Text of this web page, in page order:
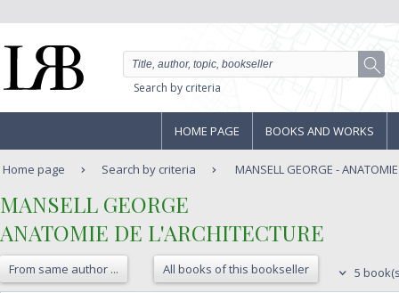
Search by criteria
HOME PAGE BOOKS AND WORKS
Home page Search by criteria MANSELL GEORGE -
‎MANSELL GEORGE‎
‎ANATOMIE DE L'ARCHITECTURE‎
From same author ... All books of this bookseller 5